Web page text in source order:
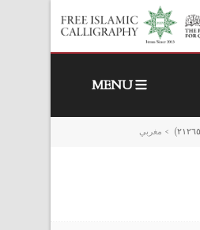
MENU
> مغربي